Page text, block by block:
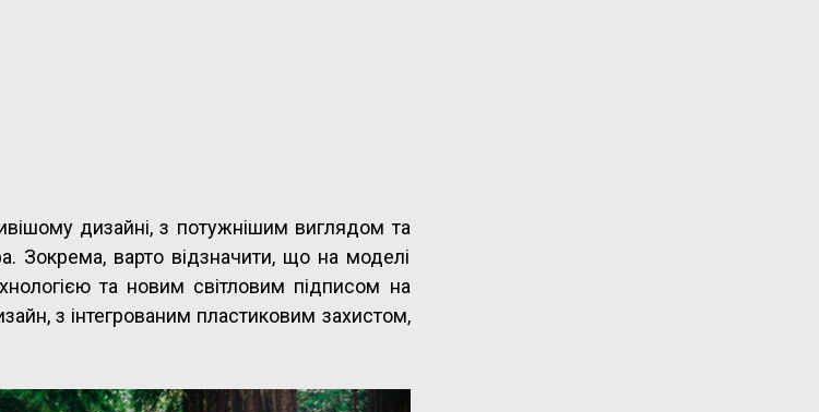
дизайні, з потужнішим виглядом та
Зокрема, варто відзначити, що на моделі
та новим світловим підписом на
з інтегрованим пластиковим захистом,